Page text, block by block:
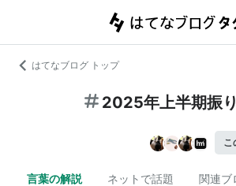
はてなブログ トップ
2025年上半期振
こ
言葉の解説 ネットで話題 関連ブ